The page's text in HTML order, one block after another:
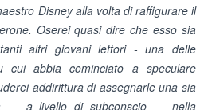
Disney alla volta di raffigurare il
Oserei quasi dire che esso sia
altri giovani lettori - una delle
cui abbia cominciato a speculare
addirittura di assegnarle una sia
- a livello di subconscio - nella